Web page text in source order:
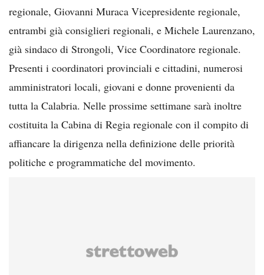
regionale, Giovanni Muraca Vicepresidente regionale,
entrambi già consiglieri regionali, e Michele Laurenzano,
già sindaco di Strongoli, Vice Coordinatore regionale.
Presenti i coordinatori provinciali e cittadini, numerosi
amministratori locali, giovani e donne provenienti da
tutta la Calabria. Nelle prossime settimane sarà inoltre
costituita la Cabina di Regia regionale con il compito di
affiancare la dirigenza nella definizione delle priorità
politiche e programmatiche del movimento.